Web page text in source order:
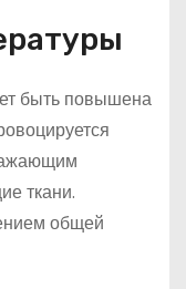
быть повышена
ткани.
общей